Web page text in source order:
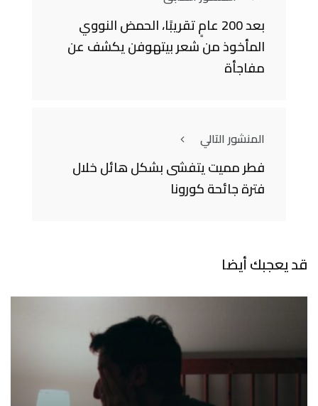
بعد 200 عامٍ تقريبًا، الحمض النووي
المأخوذ من شعر بيتهوفن يكشف عن
مفاجأة
المنشور التالي
فطر مميت يتفشى بشكل هائل خلال
فترة جائحة كورونا
قد يعجبك أيضا